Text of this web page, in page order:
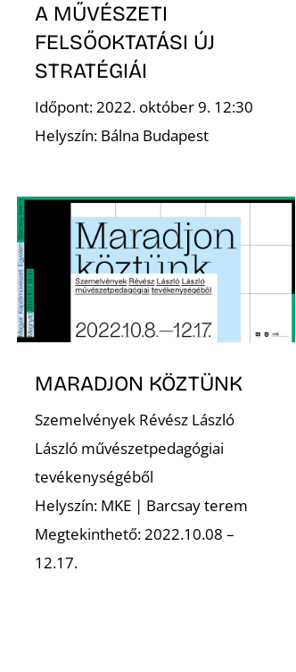
A MŰVÉSZETI
FELSŐOKTATÁSI ÚJ
STRATÉGIÁI
Időpont: 2022. október 9. 12:30
Helyszín: Bálna Budapest
MARADJON KÖZTÜNK
Szemelvények Révész László
László művészetpedagógiai
tevékenységéből
Helyszín: MKE | Barcsay terem
Megtekinthető: 2022.10.08 –
12.17.